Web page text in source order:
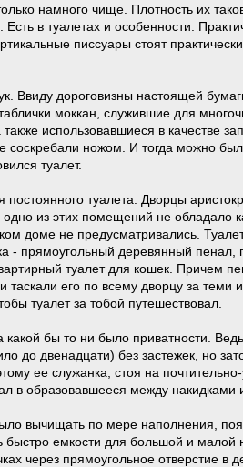
намного чище. Плотность их
в туалетах и особенности.
писсуары стоят
Ввиду дороговизны настоящей
моккан, служившие для
использовавшиеся в качестве
ножом. И тогда можно
туалет.
туалета. Дворцы
из этих помещений не обладало
доме не предусматривались.
- прямоугольный деревянный
туалет для кошек. Причем
его по всему дворцу за теми
туалет за тобой путешествовал.
бы то ни было приватности.
до двенадцати) без застежек, но
ее служанка, стоя на
в образовавшееся между накидками
вычищать по мере наполнения,
емкости для большой и
через прямоугольное отверстие в